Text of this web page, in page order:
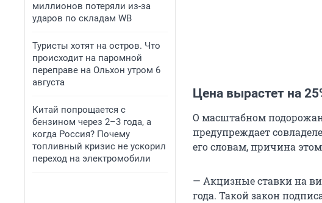
миллионов потеряли из-за
ударов по складам WB
Туристы хотят на остров. Что
происходит на паромной
переправе на Ольхон утром 6
августа
Китай попрощается с
бензином через 2–3 года, а
когда Россия? Почему
топливный кризис не ускорил
переход на электромобили
Цена вырастет на
О масштабном
предупреждает
его словам, причина
— Акцизные ставки на
года. Такой закон